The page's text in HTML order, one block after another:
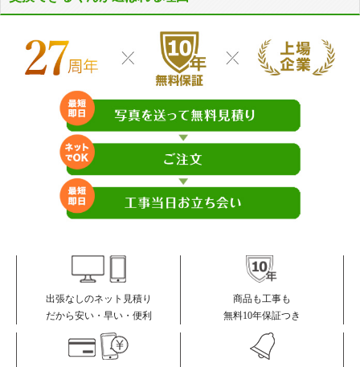
出張なしのネット見積り
だから安い・早い・便利
商品も工事も
無料10年保証つき